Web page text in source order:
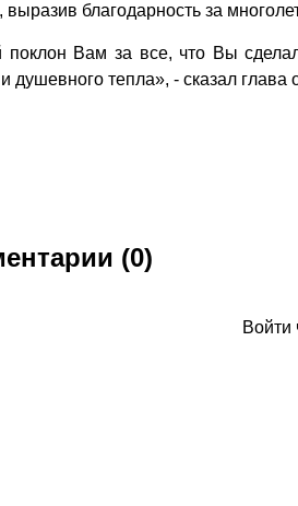
выразив благодарность за
поклон Вам за все, что Вы
душевного тепла», - сказал глава
(0)
Войти